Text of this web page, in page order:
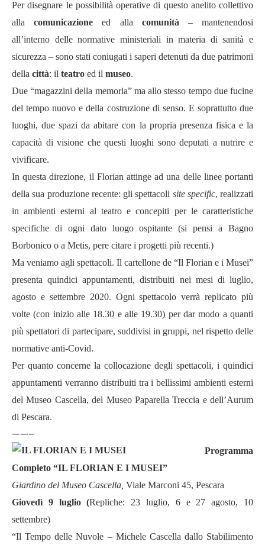
Per disegnare le possibilità operative di questo anelito collettivo
allacomunicazione ed alla comunità – mantenendosi
all’interno delle normative ministeriali in materia di sanità e
sicurezza – sono stati coniugati i saperi detenuti da due patrimoni
della città: il teatro ed il museo.
Due “magazzini della memoria” ma allo stesso tempo due fucine
del tempo nuovo e della costruzione di senso. E soprattutto due
luoghi, due spazi da abitare con la propria presenza fisica e la
capacità di visione che questi luoghi sono deputati a nutrire e
vivificare.
In questa direzione, il Florian attinge ad una delle linee portanti
della sua produzione recente: gli spettacoli site specific, realizzati
in ambienti esterni al teatro e concepiti per le caratteristiche
specifiche di ogni dato luogo ospitante (si pensi a Bagno
Borbonico o a Metis, pere citare i progetti più recenti.)
Ma veniamo agli spettacoli. Il cartellone de “Il Florian e i Musei”
presenta quindici appuntamenti, distribuiti nei mesi di luglio,
agosto e settembre 2020. Ogni spettacolo verrà replicato più
volte (con inizio alle 18.30 e alle 19.30) per dar modo a quanti
più spettatori di partecipare, suddivisi in gruppi, nel rispetto delle
normative anti-Covid.
Per quanto concerne la collocazione degli spettacoli, i quindici
appuntamenti verranno distribuiti tra i bellissimi ambienti esterni
del Museo Cascella, del Museo Paparella Treccia e dell’Aurum
di Pescara.
——–
Programma
Completo “IL FLORIAN E I MUSEI”
Giardino del Museo Cascella, Viale Marconi 45, Pescara
Giovedì 9 luglio (Repliche: 23 luglio, 6 e 27 agosto, 10
settembre)
“Il Tempo delle Nuvole – Michele Cascella dallo Stabilimento